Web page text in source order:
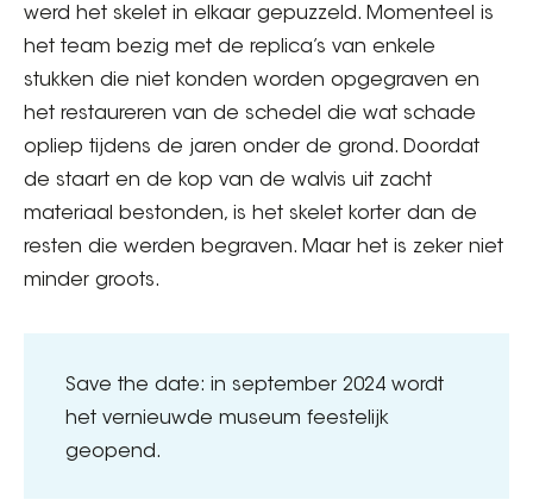
werd het skelet in elkaar gepuzzeld. Momenteel is
het team bezig met de replica’s van enkele
stukken die niet konden worden opgegraven en
het restaureren van de schedel die wat schade
opliep tijdens de jaren onder de grond. Doordat
de staart en de kop van de walvis uit zacht
materiaal bestonden, is het skelet korter dan de
resten die werden begraven. Maar het is zeker niet
minder groots.
Save the date: in september 2024 wordt
het vernieuwde museum feestelijk
geopend.